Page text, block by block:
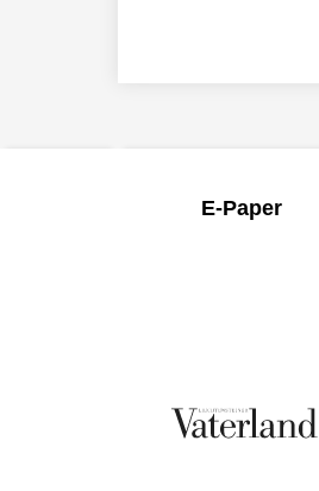
E-Paper